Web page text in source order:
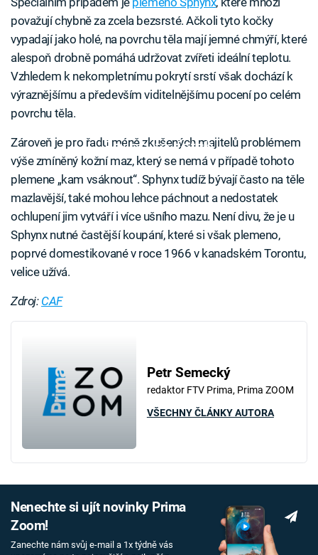
považují chybně za zcela bezsrsté. Ačkoli tyto kočky
vypadají jako holé, na povrchu těla mají jemné chmýří, které
alespoň drobně pomáhá udržovat zvířeti ideální teplotu.
Vzhledem k nekompletnímu pokrytí srstí však dochází k
výraznějšímu a především viditelnějšímu pocení po celém
povrchu těla.
Failed to fetch
Zároveň je pro řadu méně zkušených majitelů problémem
výše zmíněný kožní maz, který se nemá v případě tohoto
plemene „kam vsáknout“. Sphynx tudíž bývají často na těle
mazlavější, také mohou lehce páchnout a nedostatek
ochlupení jim vytváří i více ušního mazu. Není divu, že je u
Sphynx nutné častější koupání, které si však plemeno,
poprvé domestikované v roce 1966 v kanadském Torontu,
velice užívá.
Zdroj: CAF
Petr Semecký
redaktor FTV Prima, Prima ZOOM
VŠECHNY ČLÁNKY AUTORA
Nenechte si ujít novinky Prima
Zoom!
Zanechte nám svůj e-mail a 1x týdně vás